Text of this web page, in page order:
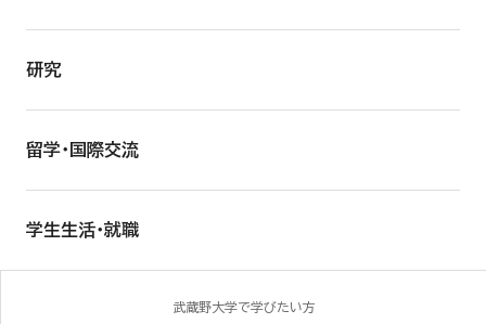
研究
留学・国際交流
学生生活・就職
武蔵野大学で学びたい方